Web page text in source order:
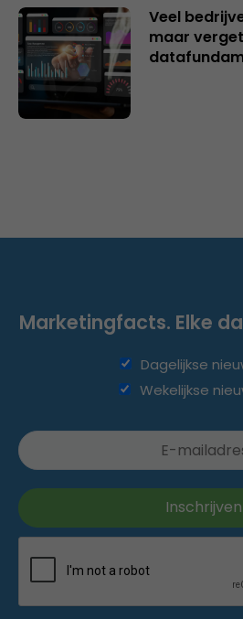
Veel
maar
Marketingfacts. Elke
Dagelijkse
Wekelijkse